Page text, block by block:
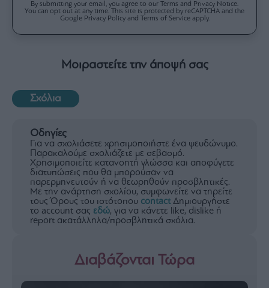
By submitting your email, you agree to our Terms and Privacy Notice.
You can opt out at any time. This site is protected by reCAPTCHA and the
Google Privacy Policy and Terms of Service apply.
Μοιραστείτε την άποψή σας
Σχόλια
Οδηγίες
Για να σχολιάσετε χρησιμοποιήστε ένα ψευδώνυμο.
Παρακαλούμε σχολιάζετε με σεβασμό.
Χρησιμοποιείτε κατανοητή γλώσσα και αποφύγετε
διατυπώσεις που θα μπορούσαν να
παρερμηνευτούν ή να θεωρηθούν προσβλητικές.
Με την ανάρτηση σχολίου, συμφωνείτε να τηρείτε
τους Όρους του ιστότοπου contactΔημιουργήστε
το account σας εδώ, για να κάνετε like, dislike ή
report ακατάλληλα/προσβλητικά σχόλια.
Διαβάζονται Τώρα